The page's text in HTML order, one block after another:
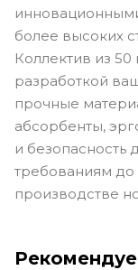
более высоких
Коллектив из
разработкой
прочные
абсорбенты,
и безопасность
требованиям
производстве